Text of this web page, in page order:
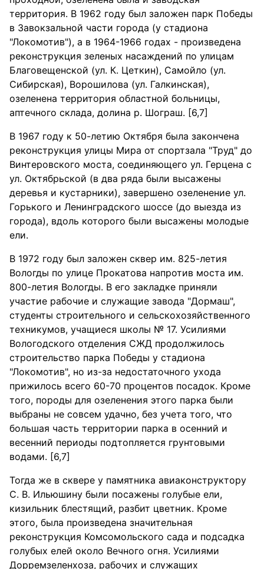
территория. В 1962 году был заложен парк Победы
в Завокзальной части города (у стадиона
"Локомотив"), а в 1964-1966 годах - произведена
реконструкция зеленых насаждений по улицам
Благовещенской (ул. К. Цеткин), Самойло (ул.
Сибирская), Ворошилова (ул. Галкинская),
озеленена территория областной больницы,
аптечного склада, долина р. Шограш. [6,7]
В 1967 году к 50-летию Октября была закончена
реконструкция улицы Мира от спортзала "Труд" до
Винтеровского моста, соединяющего ул. Герцена с
ул. Октябрьской (в два ряда были высажены
деревья и кустарники), завершено озеленение ул.
Горького и Ленинградского шоссе (до выезда из
города), вдоль которого были высажены молодые
ели.
В 1972 году был заложен сквер им. 825-летия
Вологды по улице Прокатова напротив моста им.
800-летия Вологды. В его закладке приняли
участие рабочие и служащие завода "Дормаш",
студенты строительного и сельскохозяйственного
техникумов, учащиеся школы № 17. Усилиями
Вологодского отделения СЖД продолжилось
строительство парка Победы у стадиона
"Локомотив", но из-за недостаточного ухода
прижилось всего 60-70 процентов посадок. Кроме
того, породы для озеленения этого парка были
выбраны не совсем удачно, без учета того, что
большая часть территории парка в осенний и
весенний периоды подтопляется грунтовыми
водами. [6,7]
Тогда же в сквере у памятника авиаконструктору
С. В. Ильюшину были посажены голубые ели,
кизильник блестящий, разбит цветник. Кроме
этого, была произведена значительная
реконструкция Комсомольского сада и подсадка
голубых елей около Вечного огня. Усилиями
Дорремзеленхоза, рабочих и служащих